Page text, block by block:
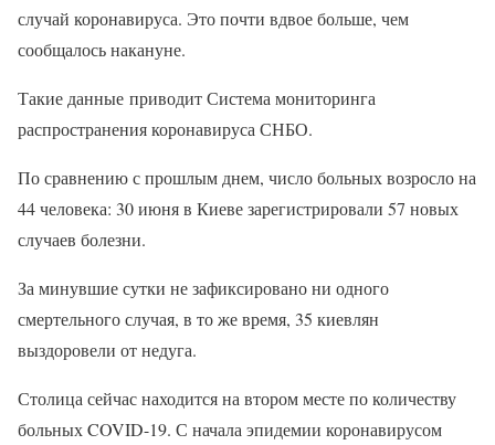
случай коронавируса. Это почти вдвое больше, чем
сообщалось накануне.
Такие данные приводит Система мониторинга
распространения коронавируса СНБО.
По сравнению с прошлым днем, число больных возросло на
44 человека: 30 июня в Киеве зарегистрировали 57 новых
случаев болезни.
За минувшие сутки не зафиксировано ни одного
смертельного случая, в то же время, 35 киевлян
выздоровели от недуга.
Столица сейчас находится на втором месте по количеству
больных COVID-19. С начала эпидемии коронавирусом